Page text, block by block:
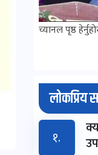
च्यानल पृष्ठ
लोकप्रिय
१.